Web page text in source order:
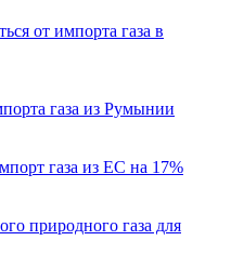
от импорта газа в
газа из Румынии
газа из ЕС на 17%
природного газа для